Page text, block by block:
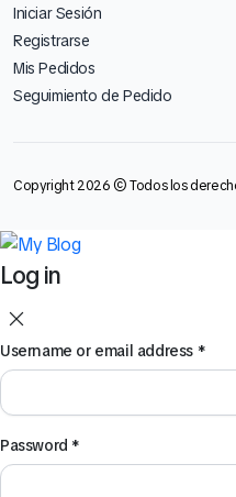
Iniciar Sesión
Registrarse
Mis Pedidos
Seguimiento de Pedido
Copyright 2026 © Todos los
Log in
Username or email address *
Password *